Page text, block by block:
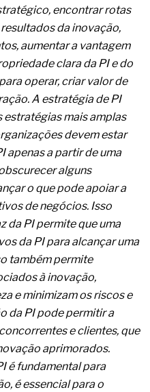
encontrar rotas
da inovação,
aumentar a vantagem
clara da PI e do
operar, criar valor de
A estratégia de PI
mais amplas
devem estar
apenas a partir de uma
alguns
o que pode apoiar a
de negócios. Isso
da PI permite que uma
da PI para alcançar uma
também permite
à inovação,
e minimizam os riscos e
da PI pode permitir a
e clientes, que
aprimorados.
é fundamental para
é essencial para o